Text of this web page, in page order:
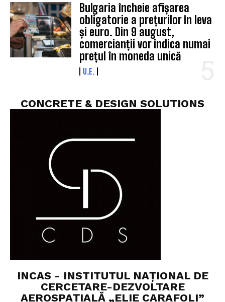
Bulgaria încheie afișarea
obligatorie a prețurilor în leva
și euro. Din 9 august,
comercianții vor indica numai
prețul în moneda unică
U.E.
CONCRETE & DESIGN SOLUTIONS
INCAS - INSTITUTUL NAȚIONAL DE
CERCETARE-DEZVOLTARE
AEROSPAȚIALĂ „ELIE CARAFOLI”